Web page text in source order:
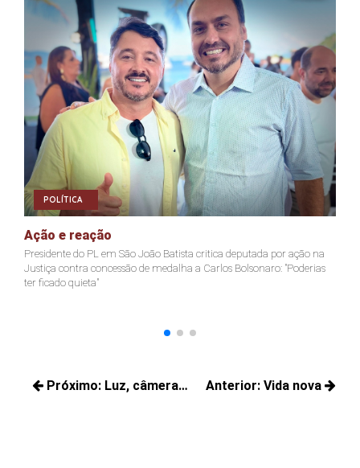
POLÍTICA
Ação e reação
Presidente do PL em São João Batista critica deputada por ação na
Justiça contra concessão de medalha a Carlos Bolsonaro: "Poderias
ter ficado quieta"
Navegação
Anterior: Vida nova
Próximo: Luz, câmera…